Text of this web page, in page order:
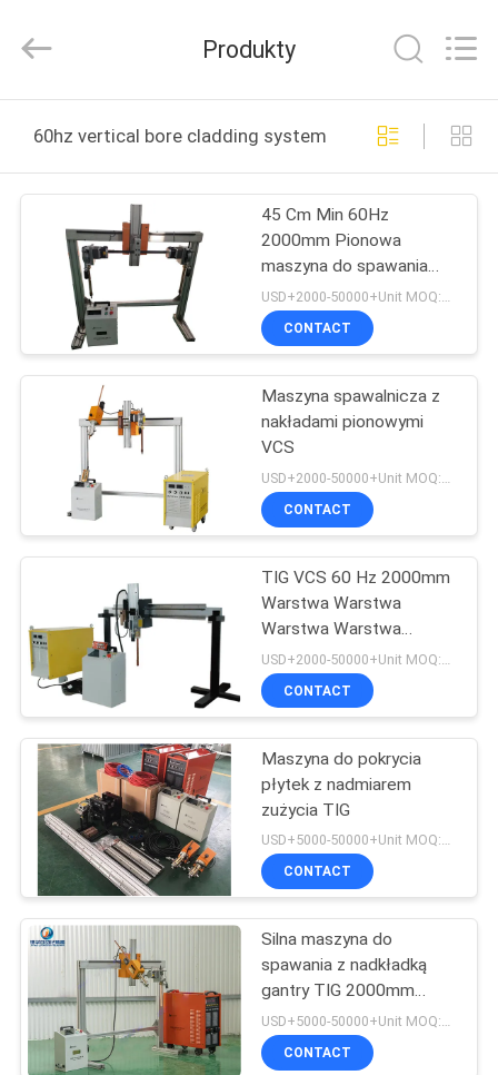
PRODUKTY
WYCIECZKA
FABRYCE
KONTROLA
JAKOŚCI
SKONTAKTUJ
SIĘ
NAMI
AKTUALNOŚCI
POPROSIĆ
O
WYCENĘ
SITEMAP
LTD..
Developed
Produkty
60hz vertical bore cladding system produkcja online
45 Cm Min 60Hz
2000mm Pionowa
maszyna do spawania
okładzin TIG
USD+2000-50000+Unit MOQ:1 JEDNOSTKA
CONTACT
Maszyna spawalnicza z
nakładami pionowymi
VCS
CONTACT
TIG VCS 60 Hz 2000mm
Warstwa Warstwa
Warstwa Warstwa
Warstwa Warstwa
Warstwa Warstwa
Warstwa Warstwa
Warstwa Warstwa
Warstwa Warstwa
Warstwa Warstwa
Warstwa Warstwa
Warstwa Warstwa
Warstwa Warstwa
Warstwa Warstwa
Warstwa Warstwa
Warstwa Warstwa
Warstwa Warstwa
Warstwa Warstwa
Warstwa Warstwa
CONTACT
Maszyna do pokrycia
płytek z nadmiarem
zużycia TIG
USD+5000-50000+Unit MOQ:1 JEDNOSTKA
CONTACT
Silna maszyna do
spawania z nadkładką
gantry TIG 2000mm
60Hz
USD+5000-50000+Unit MOQ:1 JEDNOSTKA
CONTACT